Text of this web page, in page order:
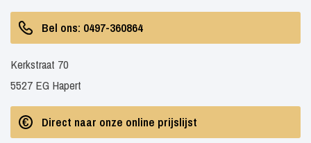
Bel ons: 0497-360864
Kerkstraat 70
5527 EG Hapert
Direct naar onze online prijslijst